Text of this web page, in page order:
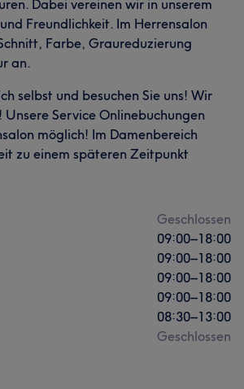
Dabei vereinen wir in unserem
Freundlichkeit. Im Herrensalon
Farbe, Graureduzierung
an.
selbst und besuchen Sie uns! Wir
Unsere Service Onlinebuchungen
möglich! Im Damenbereich
zu einem späteren Zeitpunkt
Geschlossen
09:00–18:00
09:00–18:00
09:00–18:00
09:00–18:00
08:30–13:00
Geschlossen